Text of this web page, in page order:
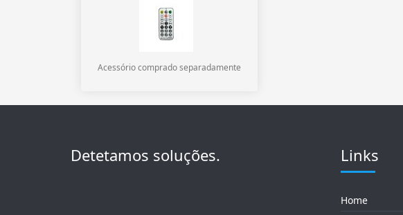
Acessório comprado separadamente
Detetamos soluções. Links
Home